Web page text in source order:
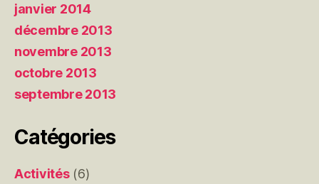
janvier 2014
décembre 2013
novembre 2013
octobre 2013
septembre 2013
Catégories
Activités(6)